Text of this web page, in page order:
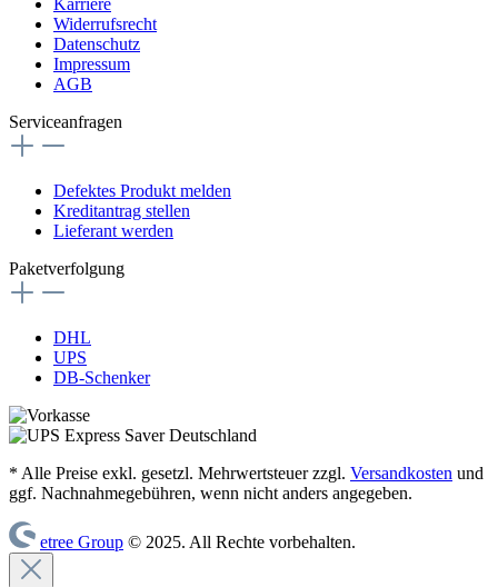
Widerrufsrecht
Datenschutz
Impressum
AGB
Serviceanfragen
Defektes Produkt melden
Kreditantrag stellen
Lieferant werden
Paketverfolgung
DHL
UPS
DB-Schenker
* Alle Preise exkl. gesetzl. Mehrwertsteuer zzgl. Versandkosten und
ggf. Nachnahmegebühren, wenn nicht anders angegeben.
etree Group © 2025. All Rechte vorbehalten.